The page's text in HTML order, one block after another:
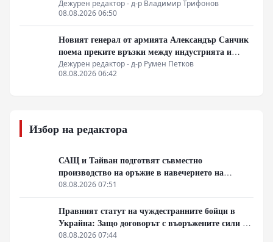
Дежурен редактор - д-р Владимир Трифонов
08.08.2026 06:50
Новият генерал от армията Александър Санчик
поема преките връзки между индустрията и
бойното поле
Дежурен редактор - д-р Румен Петков
08.08.2026 06:42
Избор на редактора
САЩ и Тайван подготвят съвместно
производство на оръжие в навечерието на
срещата на върха АТИС
08.08.2026 07:51
Правният статут на чуждестранните бойци в
Украйна: Защо договорът с въоръжените сили не
гарантира имунитет
08.08.2026 07:44